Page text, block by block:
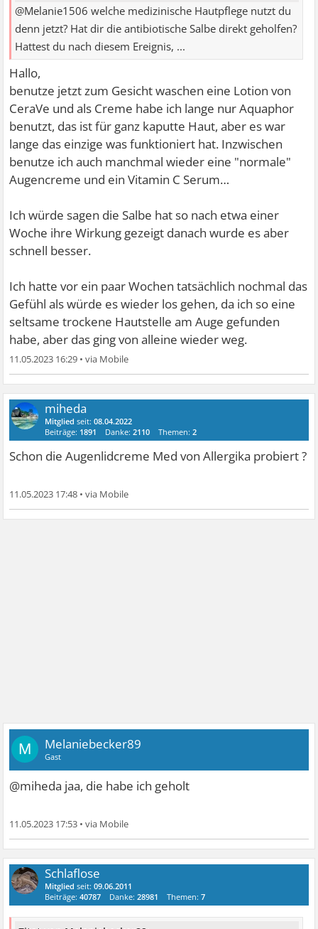
@Melanie1506 welche medizinische Hautpflege nutzt du
denn jetzt? Hat dir die antibiotische Salbe direkt geholfen?
Hattest du nach diesem Ereignis, ...
Hallo,
benutze jetzt zum Gesicht waschen eine Lotion von
CeraVe und als Creme habe ich lange nur Aquaphor
benutzt, das ist für ganz kaputte Haut, aber es war
lange das einzige was funktioniert hat. Inzwischen
benutze ich auch manchmal wieder eine "normale"
Augencreme und ein Vitamin C Serum…
Ich würde sagen die Salbe hat so nach etwa einer
Woche ihre Wirkung gezeigt danach wurde es aber
schnell besser.
Ich hatte vor ein paar Wochen tatsächlich nochmal das
Gefühl als würde es wieder los gehen, da ich so eine
seltsame trockene Hautstelle am Auge gefunden
habe, aber das ging von alleine wieder weg.
11.05.2023 16:29 •
miheda
Mitglied seit:08.04.2022
Beiträge: 1891 Danke:2110 Themen:2
Schon die Augenlidcreme Med von Allergika probiert ?
11.05.2023 17:48 •
M Melaniebecker89
Gast
@miheda jaa, die habe ich geholt
11.05.2023 17:53 •
Schlaflose
Mitglied seit:09.06.2011
Beiträge:40787 Danke:28981 Themen:7